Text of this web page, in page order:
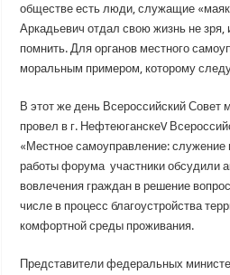
обществе есть люди, служащие
Аркадьевич отдал свою жизнь не зря,
помнить. Для органов местного
моральным примером, которому
В этот же день Всероссийский Совет
провел в г. НефтеюганскеV
«Местное самоуправление: служение
работы форума участники обсудили
вовлечения граждан в решение
числе в процесс благоустройства
комфортной среды проживания.
Представители федеральных